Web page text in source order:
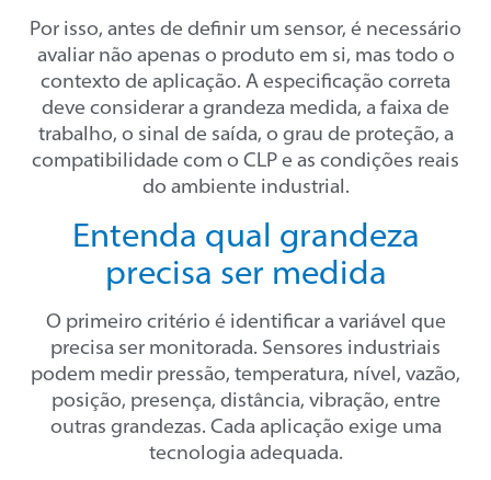
Por isso, antes de definir um sensor, é necessário
avaliar não apenas o produto em si, mas todo o
contexto de aplicação. A especificação correta
deve considerar a grandeza medida, a faixa de
trabalho, o sinal de saída, o grau de proteção, a
compatibilidade com o CLP e as condições reais
do ambiente industrial.
Entenda qual grandeza
precisa ser medida
O primeiro critério é identificar a variável que
precisa ser monitorada. Sensores industriais
podem medir pressão, temperatura, nível, vazão,
posição, presença, distância, vibração, entre
outras grandezas. Cada aplicação exige uma
tecnologia adequada.